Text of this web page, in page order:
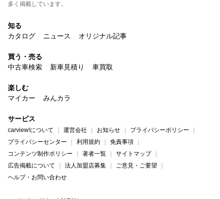
多く掲載しています。
知る
カタログ
ニュース オリジナル記事
買う・売る
中古車検索
新車見積り 車買取
楽しむ
マイカー
みんカラ
サービス
carview!について 運営会社 お知らせ
プライバシーポリシー
プライバシーセンター
利用規約
免責事項
コンテンツ制作ポリシー
著者一覧
サイトマップ
広告掲載について
法人加盟店募集
ご意見・ご要望
ヘルプ・お問い合わせ